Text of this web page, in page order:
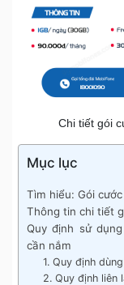
Chi tiết gói
Mục lục
Tìm hiểu: Gói
Thông tin chi tiết
Quy định sử
cần nắm
1. Quy định
2. Quy định liên